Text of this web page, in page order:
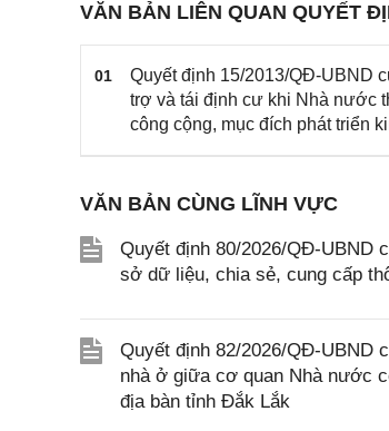
VĂN BẢN LIÊN QUAN QUYẾT
01
Quyết định 15/2013/QĐ-UBND
trợ và tái định cư khi Nhà nước
công cộng, mục đích phát triển
VĂN BẢN CÙNG LĨNH VỰC
Quyết định 80/2026/QĐ-UBND
sở dữ liệu, chia sẻ, cung cấp
Quyết định 82/2026/QĐ-UBND
nhà ở giữa cơ quan Nhà nước
địa bàn tỉnh Đắk Lắk